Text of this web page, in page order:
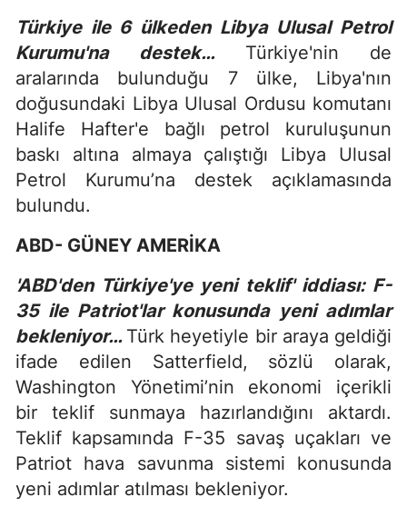
Türkiye ile 6 ülkeden Libya Ulusal Petrol
Kurumu'na destek… Türkiye'nin de
aralarında bulunduğu 7 ülke, Libya'nın
doğusundaki Libya Ulusal Ordusu komutanı
Halife Hafter'e bağlı petrol kuruluşunun
baskı altına almaya çalıştığı Libya Ulusal
Petrol Kurumu’na destek açıklamasında
bulundu.
ABD- GÜNEY AMERİKA
'ABD'den Türkiye'ye yeni teklif' iddiası: F-
35 ile Patriot'lar konusunda yeni adımlar
bekleniyor… Türk heyetiyle bir araya geldiği
ifade edilen Satterfield, sözlü olarak,
Washington Yönetimi’nin ekonomi içerikli
bir teklif sunmaya hazırlandığını aktardı.
Teklif kapsamında F-35 savaş uçakları ve
Patriot hava savunma sistemi konusunda
yeni adımlar atılması bekleniyor.